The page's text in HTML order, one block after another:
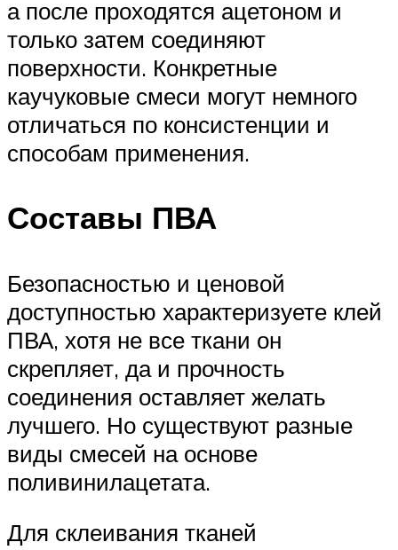
а после проходятся ацетоном и
только затем соединяют
поверхности. Конкретные
каучуковые смеси могут немного
отличаться по консистенции и
способам применения.
Составы ПВА
Безопасностью и ценовой
доступностью характеризуете клей
ПВА, хотя не все ткани он
скрепляет, да и прочность
соединения оставляет желать
лучшего. Но существуют разные
виды смесей на основе
поливинилацетата.
Для склеивания тканей